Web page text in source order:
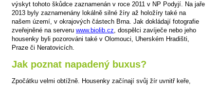
výskyt tohoto škůdce zaznamenán v roce 2011 v NP Podyjí. Na jaře
2013 byly zaznamenány lokálně silné žíry až holožíry také na
našem území, v okrajových částech Brna. Jak dokládají fotografie
zveřejněné na serveru www.biolib.cz, dospělci zavíječe nebo jeho
housenky byli pozorováni také v Olomouci, Uherském Hradišti,
Praze či Neratovicích.
Jak poznat napadený buxus?
Zpočátku velmi obtížně. Housenky začínají svůj žír uvnitř keře,